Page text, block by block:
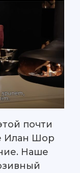
почти
Илан Шор
Наше